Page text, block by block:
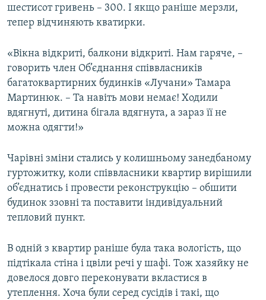
шестисот гривень – 300. І якщо раніше мерзли,
тепер відчиняють кватирки.
«Вікна відкриті, балкони відкриті. Нам гаряче, –
говорить член Об’єднання співвласників
багатоквартирних будинків «Лучани» Тамара
Мартинюк. – Та навіть мови немає! Ходили
вдягнуті, дитина бігала вдягнута, а зараз її не
можна одягти!»
Чарівні зміни стались у колишньому занедбаному
гуртожитку, коли співвласники квартир вирішили
об’єднатись і провести реконструкцію – обшити
будинок ззовні та поставити індивідуальний
тепловий пункт.
В одній з квартир раніше була така вологість, що
підтікала стіна і цвіли речі у шафі. Тож хазяйку не
довелося довго переконувати вкластися в
утеплення. Хоча були серед сусідів і такі, що